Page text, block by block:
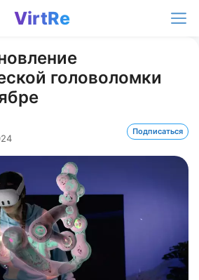
VirtRe
головоломки
Подписаться